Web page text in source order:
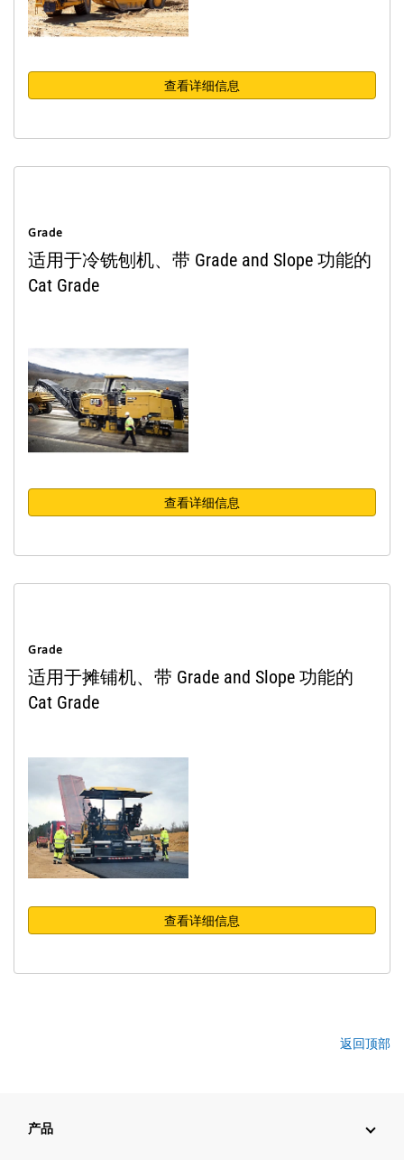
查看详细信息
Grade
适用于冷铣刨机、带 Grade and Slope 功能的
Cat Grade
查看详细信息
Grade
适用于摊铺机、带 Grade and Slope 功能的
Cat Grade
查看详细信息
返回顶部
产品